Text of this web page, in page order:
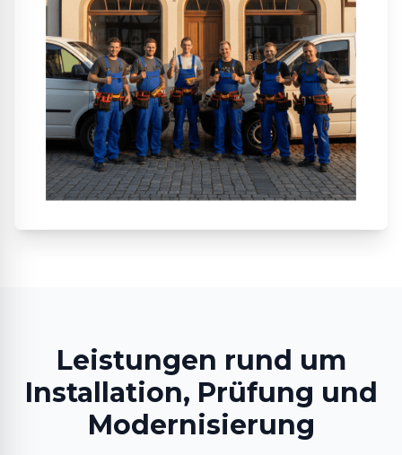
Leistungen rund um
Installation, Prüfung und
Modernisierung